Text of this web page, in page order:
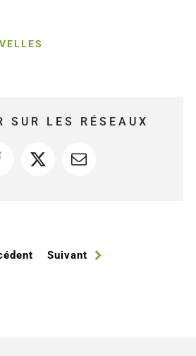
SUR LES RÉSEAUX
X Courriel
Suivant